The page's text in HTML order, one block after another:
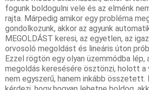
fogunk boldogulni vele és az elménk
rajta. Márpedig amikor egy probléma
gondolkozunk, akkor az agyunk
MEGOLDÁST keresi, az egyetlen, az
orvosoló megoldást és lineáris úton
Ezzel rögtön egy olyan üzemmódba lép,
megoldás keresésére ösztönzi, holott
nem egyszerű, hanem inkább összetett.